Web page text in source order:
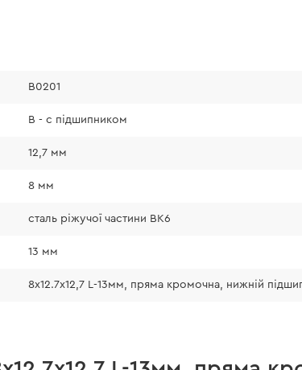
В0201
В - с підшипником
12,7 мм
8 мм
сталь ріжучої частини ВК6
13 мм
8x12.7х12,7 L-13мм, пряма кромочна, нижній